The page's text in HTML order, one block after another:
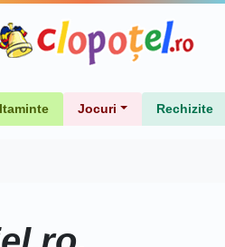
Jocuri Rechizite